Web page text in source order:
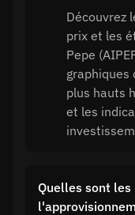
Découvrez
prix et les
Pepe
graphiques
plus hauts
et les
Quelles sont